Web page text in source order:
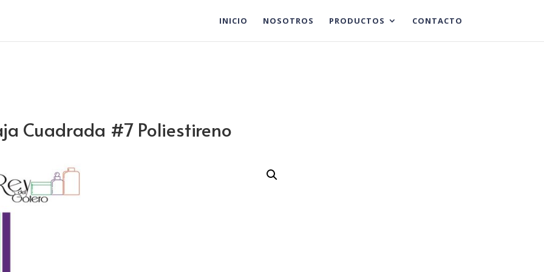
INICIO NOSOTROS PRODUCTOS CONTACTO
Cuadrada #7 Poliestireno